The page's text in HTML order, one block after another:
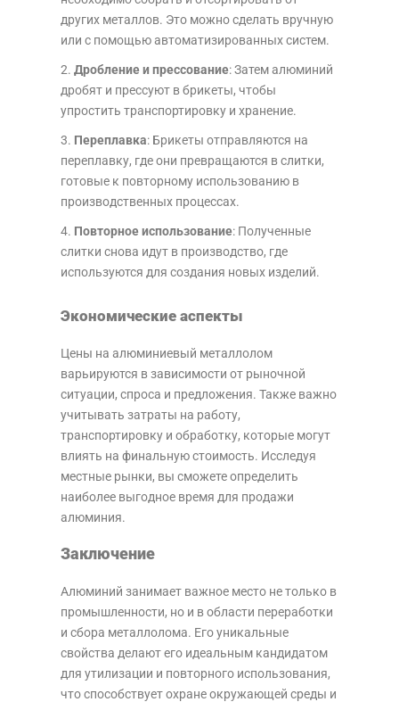
других металлов. Это можно сделать вручную
или с помощью автоматизированных систем.
Дробление и прессование: Затем алюминий
дробят и прессуют в брикеты, чтобы
упростить транспортировку и хранение.
Переплавка: Брикеты отправляются на
переплавку, где они превращаются в слитки,
готовые к повторному использованию в
производственных процессах.
Повторное использование: Полученные
слитки снова идут в производство, где
используются для создания новых изделий.
Экономические аспекты
Цены на алюминиевый металлолом
варьируются в зависимости от рыночной
ситуации, спроса и предложения. Также важно
учитывать затраты на работу,
транспортировку и обработку, которые могут
влиять на финальную стоимость. Исследуя
местные рынки, вы сможете определить
наиболее выгодное время для продажи
алюминия.
Заключение
Алюминий занимает важное место не только в
промышленности, но и в области переработки
и сбора металлолома. Его уникальные
свойства делают его идеальным кандидатом
для утилизации и повторного использования,
что способствует охране окружающей среды и